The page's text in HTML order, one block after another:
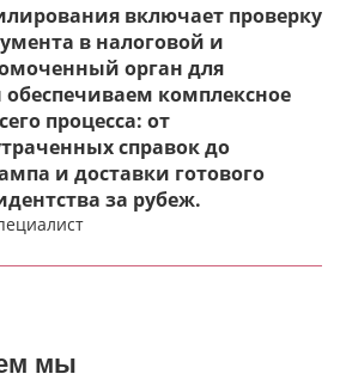
включает проверку
в налоговой и
орган для
комплексное
процесса: от
справок до
и доставки готового
за рубеж.
мы